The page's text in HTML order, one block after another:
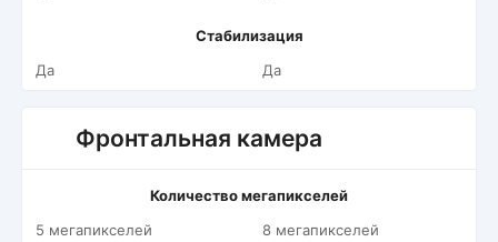
Стабилизация
Да
Да
Фронтальная камера
Количество мегапикселей
5 мегапикселей
8 мегапикселей